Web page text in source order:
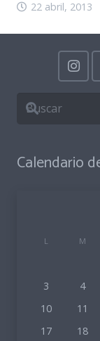
22 abril, 2013
Calendario
L M
3
4
10
11
17
18